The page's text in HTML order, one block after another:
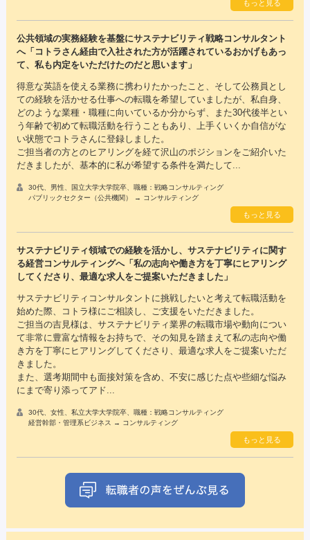
もっと見る
公共領域の実務経験を基盤にサステナビリティ戦略コンサルタント
へ「コトラさん経由で入社された方が活躍されているおかげもあっ
て、私も内定をいただけたのだと思います」
得意な英語を使える業務に携わりたかったこと、そして公務員とし
ての経験を活かせる仕事への転職を希望していましたが、私自身、
どのような業種・職種に向いているか分からず、また30代後半とい
う年齢で初めて転職活動を行うこともあり、上手くいくか自信がな
い状態でコトラさんに登録しました。
ご担当者の方とのヒアリングを経て沢山のポジションをご紹介いた
だきましたが、基本的に私が希望する条件を満たして...
30代、男性、国立大学大学院卒、職種：戦略コンサルティング
パブリックセクター（公共機関） → コンサルティング
もっと見る
サステナビリティ領域での経験を活かし、サステナビリティに関す
る経営コンサルティングへ「私の志向や働き方を丁寧にヒアリング
してくださり、最適な求人をご提案いただきました」
サステナビリティコンサルタントに挑戦したいと考えて転職活動を
始めた際、コトラ様にご相談し、ご支援をいただきました。
ご担当の吉見様は、サステナビリティ業界の転職市場や動向につい
て非常に豊富な情報をお持ちで、その知見を踏まえて私の志向や働
き方を丁寧にヒアリングしてくださり、最適な求人をご提案いただ
きました。
また、選考期間中も面接対策を含め、不安に感じた点や些細な悩み
にまで寄り添ってアド...
30代、女性、私立大学大学院卒、職種：戦略コンサルティング
経営幹部・管理系ビジネス → コンサルティング
もっと見る